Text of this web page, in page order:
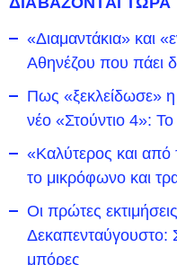
«Διαμαντάκια» και
Αθηνέζου που πάει
Πως «ξεκλείδωσε»
νέο «Στούντιο 4»:
«Καλύτερος και
το μικρόφωνο και
Οι πρώτες
Δεκαπενταύγουστο:
μπόρες